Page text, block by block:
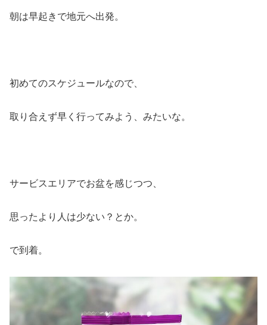
朝は早起きで地元へ出発。
初めてのスケジュールなので、
取り合えず早く行ってみよう、みたいな。
サービスエリアでお盆を感じつつ、
思ったより人は少ない？とか。
で到着。